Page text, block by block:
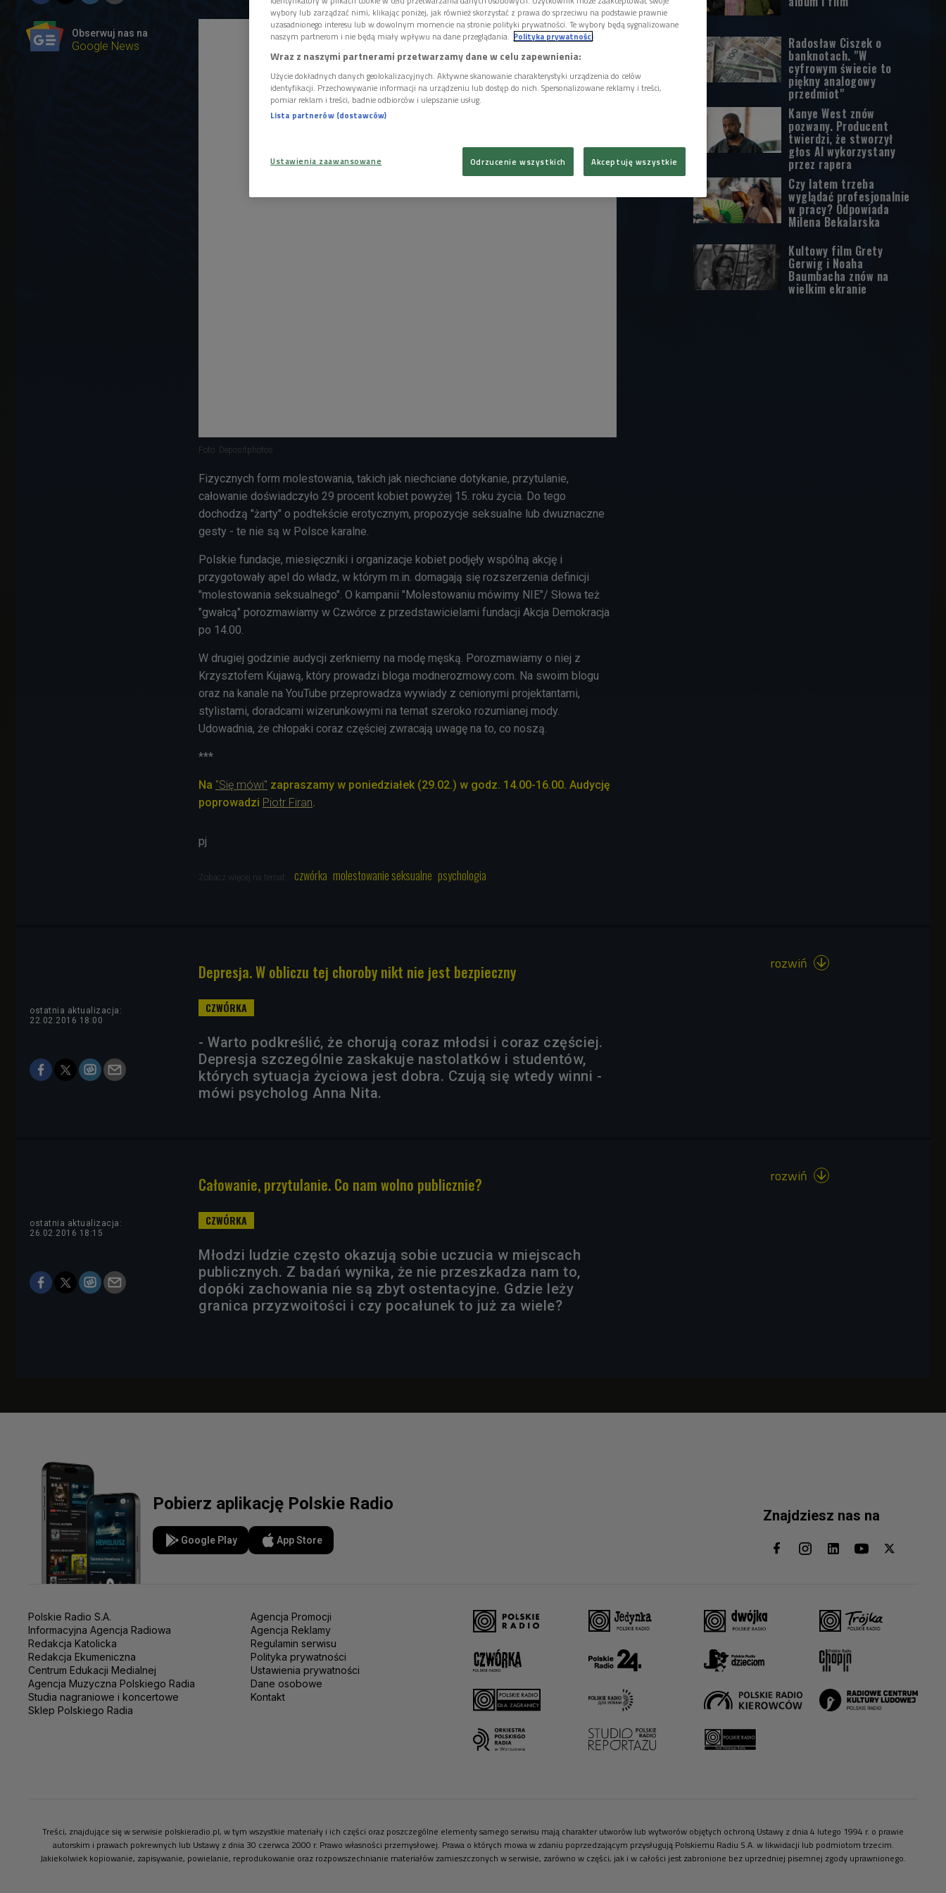
Obserwuj nas na
Google News
Foto: Depositphotos
Fizycznych form molestowania, takich jak niechciane dotykanie, przytulanie,
całowanie doświadczyło 29 procent kobiet powyżej 15. roku życia. Do tego
dochodzą "żarty" o podtekście erotycznym, propozycje seksualne lub dwuznaczne
gesty - te nie są w Polsce karalne.
Polskie fundacje, miesięczniki i organizacje kobiet podjęły wspólną akcję i
przygotowały apel do władz, w którym m.in. domagają się rozszerzenia definicji
"molestowania seksualnego". O kampanii "Molestowaniu mówimy NIE"/ Słowa też
"gwałcą" porozmawiamy w Czwórce z przedstawicielami fundacji Akcja Demokracja
po 14.00.
W drugiej godzinie audycji zerkniemy na modę męską. Porozmawiamy o niej z
Krzysztofem Kujawą, który prowadzi bloga modnerozmowy.com. Na swoim blogu
oraz na kanale na YouTube przeprowadza wywiady z cenionymi projektantami,
stylistami, doradcami wizerunkowymi na temat szeroko rozumianej mody.
Udowadnia, że chłopaki coraz częściej zwracają uwagę na to, co noszą.
***
Na "Się mówi" zapraszamy w poniedziałek (29.02.) w godz. 14.00-16.00. Audycję
poprowadzi Piotr Firan.
pj
Zobacz więcej na temat: czwórka molestowanie seksualne psychologia
Radosław Ciszek o
banknotach. "W
cyfrowym świecie to
piękny analogowy
przedmiot"
Kanye West znów
pozwany. Producent
twierdzi, że stworzył
głos AI wykorzystany
przez rapera
Czy latem trzeba
wyglądać profesjonalnie
w pracy? Odpowiada
Milena Bekalarska
Kultowy film Grety
Gerwig i Noaha
Baumbacha znów na
wielkim ekranie
Depresja. W obliczu tej choroby nikt nie jest bezpieczny
ostatnia aktualizacja:
22.02.2016 18:00
- Warto podkreślić, że chorują coraz młodsi i coraz częściej.
Depresja szczególnie zaskakuje nastolatków i studentów,
których sytuacja życiowa jest dobra. Czują się wtedy winni -
mówi psycholog Anna Nita.
rozwiń 
Całowanie, przytulanie. Co nam wolno publicznie?
ostatnia aktualizacja:
26.02.2016 18:15
Młodzi ludzie często okazują sobie uczucia w miejscach
publicznych. Z badań wynika, że nie przeszkadza nam to,
dopóki zachowania nie są zbyt ostentacyjne. Gdzie leży
granica przyzwoitości i czy pocałunek to już za wiele?
rozwiń 
Pobierz aplikację Polskie Radio
Google Play App Store
Znajdziesz nas na
Polskie Radio S.A.
Informacyjna Agencja Radiowa
Redakcja Katolicka
Redakcja Ekumeniczna
Centrum Edukacji Medialnej
Agencja Muzyczna Polskiego Radia
Studia nagraniowe i koncertowe
Sklep Polskiego Radia
Agencja Promocji
Agencja Reklamy
Regulamin serwisu
Polityka prywatności
Ustawienia prywatności
Dane osobowe
Kontakt
Treści, znajdujące się w serwisie polskieradio.pl, w tym wszystkie materiały i ich części oraz poszczególne elementy samego serwisu mają charakter utworów lub wytworów objętych ochroną Ustawy z dnia 4 lutego 1994 r. o prawie
autorskim i prawach pokrewnych lub Ustawy z dnia 30 czerwca 2000 r. Prawo własności przemysłowej. Prawa o których mowa w zdaniu poprzedzającym przysługują Polskiemu Radiu S.A. w likwidacji lub podmiotom trzecim.
Jakiekolwiek kopiowanie, zapisywanie, powielanie, reprodukowanie oraz rozpowszechnianie materiałów zamieszczonych w serwisie, zarówno w części, jak i w całości jest zabronione bez uprzedniej pisemnej zgody uprawnionego.
wybory lub zarządzać nimi, klikając poniżej, jak również skorzystać z prawa do sprzeciwu na podstawie prawnie
uzasadnionego interesu lub w dowolnym momencie na stronie polityki prywatności. Te wybory będą sygnalizowane
naszym partnerom i nie będą miały wpływu na dane przeglądania. Polityka prywatności
Wraz z naszymi partnerami przetwarzamy dane w celu zapewnienia:
Użycie dokładnych danych geolokalizacyjnych. Aktywne skanowanie charakterystyki urządzenia do celów
identyfikacji. Przechowywanie informacji na urządzeniu lub dostęp do nich. Spersonalizowane reklamy i treści,
pomiar reklam i treści, badnie odbiorców i ulepszanie usług.
Lista partnerów (dostawców)
Ustawienia zaawansowane Odrzucenie wszystkich Akceptuję wszystkie